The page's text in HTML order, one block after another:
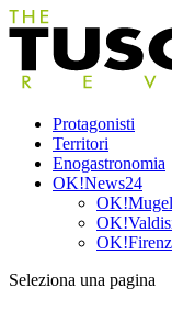
Protagonisti
Territori
Enogastronomia
OK!News24
Seleziona una pagina